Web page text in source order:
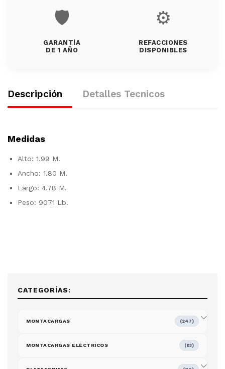
🛡️
GARANTÍA
DE 1 AÑO
⚙️
REFACCIONES
DISPONIBLES
Descripción Detalles Tecnicos
Medidas
Alto: 1.99 M.
Ancho: 1.80 M.
Largo: 4.78 M.
Peso: 9071 Lb.
CATEGORÍAS:
MONTACARGAS (247)
MONTACARGAS ELÉCTRICOS (83)